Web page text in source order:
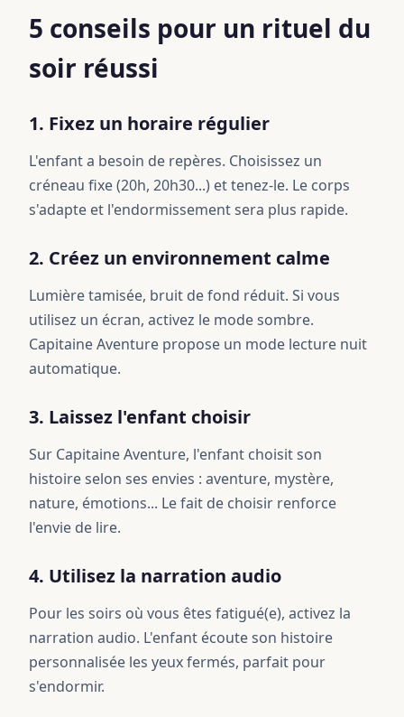
5 conseils pour un rituel du
soir réussi
1. Fixez un horaire régulier
L'enfant a besoin de repères. Choisissez un
créneau fixe (20h, 20h30...) et tenez-le. Le corps
s'adapte et l'endormissement sera plus rapide.
2. Créez un environnement calme
Lumière tamisée, bruit de fond réduit. Si vous
utilisez un écran, activez le mode sombre.
Capitaine Aventure propose un mode lecture nuit
automatique.
3. Laissez l'enfant choisir
Sur Capitaine Aventure, l'enfant choisit son
histoire selon ses envies : aventure, mystère,
nature, émotions... Le fait de choisir renforce
l'envie de lire.
4. Utilisez la narration audio
Pour les soirs où vous êtes fatigué(e), activez la
narration audio. L'enfant écoute son histoire
personnalisée les yeux fermés, parfait pour
s'endormir.